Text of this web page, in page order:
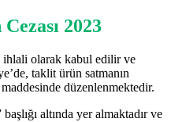
2023
ihlali olarak kabul edilir ve
taklit ürün satmanın
düzenlenmektedir.
altında yer almaktadır ve